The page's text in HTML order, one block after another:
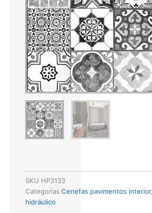
SKU HP3133
Categorías Cenefas pavimentos interior,
hidráulico